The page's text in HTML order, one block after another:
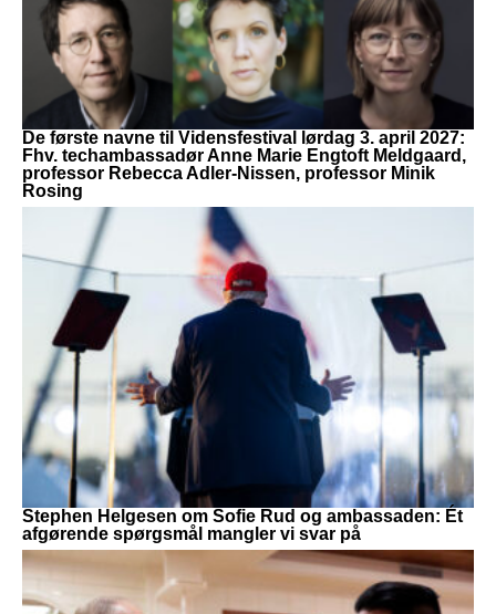
De første navne til Vidensfestival lørdag 3. april 2027:
Fhv. techambassadør Anne Marie Engtoft Meldgaard,
professor Rebecca Adler-Nissen, professor Minik
Rosing
Stephen Helgesen om Sofie Rud og ambassaden: Ét
afgørende spørgsmål mangler vi svar på